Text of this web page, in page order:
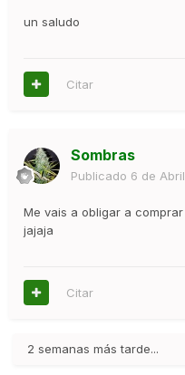
un saludo
Citar
Sombras
Publicado 6 de
Me vais a obligar a
jajaja
Citar
2 semanas más tarde...